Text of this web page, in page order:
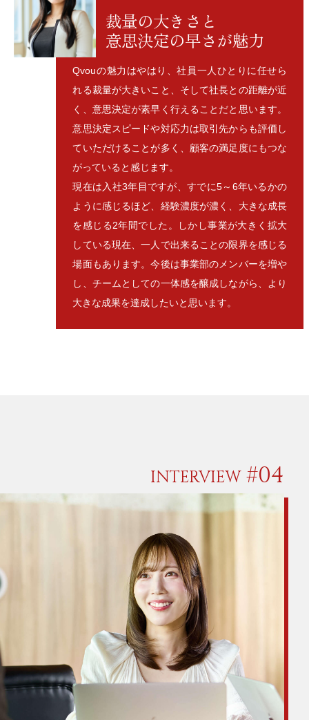
裁量の大きさと
意思決定の早さが魅力
Qvouの魅力はやはり、社員一人ひとりに任せら
れる裁量が大きいこと、そして社長との距離が近
く、意思決定が素早く行えることだと思います。
意思決定スピードや対応力は取引先からも評価し
ていただけることが多く、顧客の満足度にもつな
がっていると感じます。
現在は入社3年目ですが、すでに5～6年いるかの
ように感じるほど、経験濃度が濃く、大きな成長
を感じる2年間でした。しかし事業が大きく拡大
している現在、一人で出来ることの限界を感じる
場面もあります。今後は事業部のメンバーを増や
し、チームとしての一体感を醸成しながら、より
大きな成果を達成したいと思います。
INTERVIEW #04